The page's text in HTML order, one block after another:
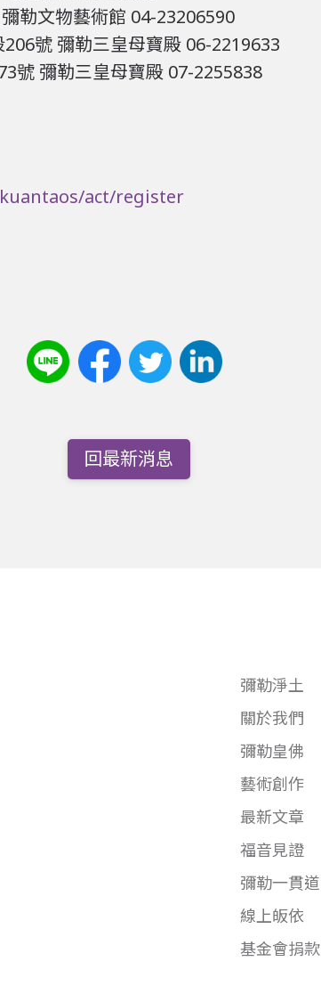
勒文物藝術館 04-23206590
號 彌勒三皇母寶殿 06-2219633
號 彌勒三皇母寶殿 07-2255838
act/register
回最新消息
彌勒淨土
關於我們
彌勒皇佛
藝術創作
最新文章
福音見證
彌勒一貫道
線上皈依
基金會捐款